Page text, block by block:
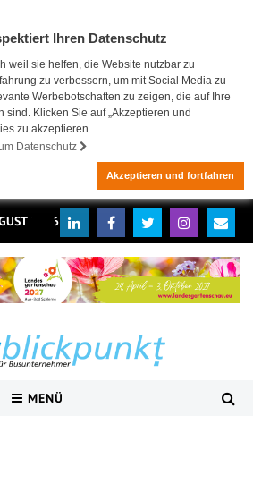
Ihren Datenschutz
weil sie helfen, die Website nutzbar zu
zu verbessern, um mit Social Media zu
Werbebotschaften zu zeigen, die auf Ihre
sind. Klicken Sie auf „Akzeptieren und
zu akzeptieren.
Datenschutz
Akzeptieren und fortfahren
2026
MENÜ